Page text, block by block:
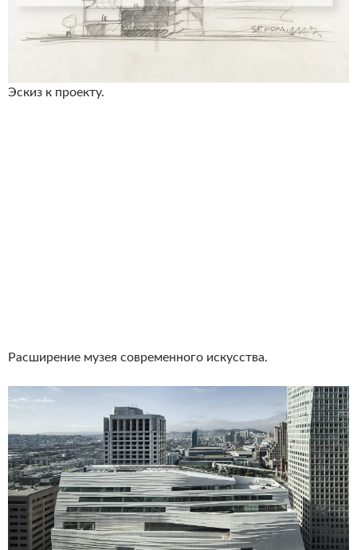
Эскиз к проекту.
Расширение музея современного искусства.